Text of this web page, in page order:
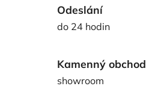
Odeslání
do 24 hodin
Kamenný obchod
showroom